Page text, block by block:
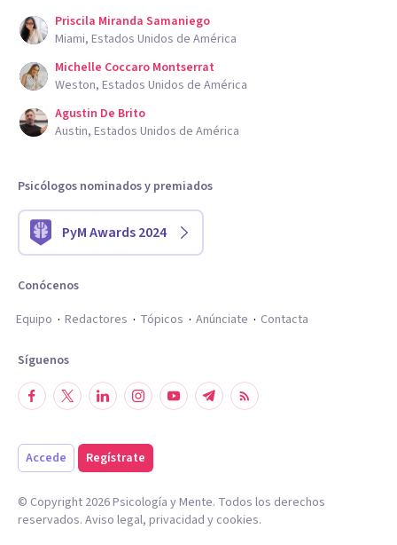
Priscila Miranda Samaniego
Miami, Estados Unidos de América
Michelle Coccaro Montserrat
Weston, Estados Unidos de América
Agustin De Brito
Austin, Estados Unidos de América
Psicólogos nominados y premiados
PyM Awards 2024
Conócenos
Equipo
Redactores Tópicos Anúnciate Contacta
Síguenos
Accede Regístrate
© Copyright 2026Psicología y Mente. Todos los derechos
reservados. Aviso legal, privacidad y cookies.